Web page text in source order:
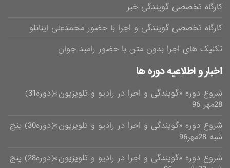
کارگاه تخصصی گویندگی خبر
کارگاه تخصصی گویندگی و اجرا با حضور محمدعلی اینانلو
تکنیک های اجرا بدون متن با حضور رامبد جوان
اخبار و اطلاعیه دوره ها
شروع دوره «گویندگی و اجرا در رادیو و تلویزیون»(دوره31)
28مهر 96
شروع دوره «گویندگی و اجرا در رادیو و تلویزیون»(دوره30) پنج
شبه 28مهر96
شروع دوره «گویندگی و اجرا در رادیو و تلویزیون»(دوره28) پنج